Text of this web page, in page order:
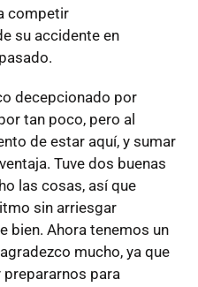
competir
su accidente en
decepcionado por
tan poco, pero al
de estar aquí, y sumar
Tuve dos buenas
las cosas, así que
sin arriesgar
bien. Ahora tenemos un
mucho, ya que
para